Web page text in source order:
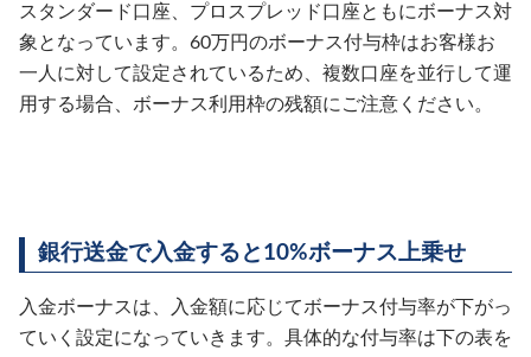
スタンダード口座、プロスプレッド口座ともにボーナス対
象となっています。60万円のボーナス付与枠はお客様お
一人に対して設定されているため、複数口座を並行して運
用する場合、ボーナス利用枠の残額にご注意ください。
銀行送金で入金すると10%ボーナス上乗せ
入金ボーナスは、入金額に応じてボーナス付与率が下がっ
ていく設定になっていきます。具体的な付与率は下の表を